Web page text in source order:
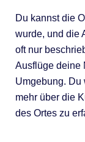
Du kannst die
wurde, und die
oft nur
Ausflüge deine
Umgebung. Du
mehr über die
des Ortes zu